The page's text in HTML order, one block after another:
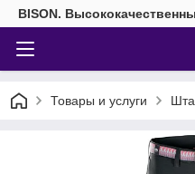
BISON.
Товары и услуги